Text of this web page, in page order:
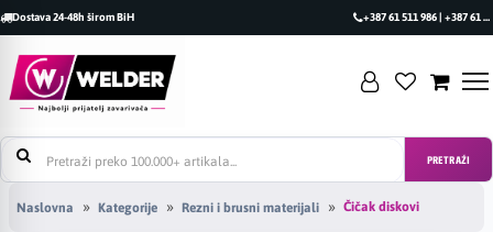
Dostava 24-48h širom BiH +387 61 511 986 | +387 61 493 470
PRETRAŽI
Naslovna Kategorije Rezni i brusni materijali Čičak diskovi